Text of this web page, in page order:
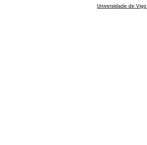
Universidade de Vigo